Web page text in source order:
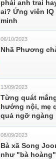
phải anh trai
ai? Ứng viên
minh
06/10/2023
Nhã Phương
13/09/2023
Từng quát
hướng nội, mẹ
quả ngỡ ngàng
08/09/2023
Bà xã Song
như "bà